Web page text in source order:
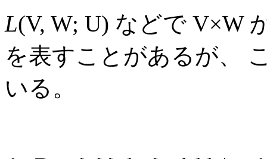
L(V, W; U) などで V×W
を表すことがあるが、
いる。